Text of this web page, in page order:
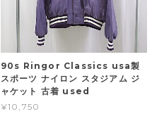
90s Ringor Classics usa製
スポーツ ナイロン スタジアム ジ
ャケット 古着 used
¥10,750